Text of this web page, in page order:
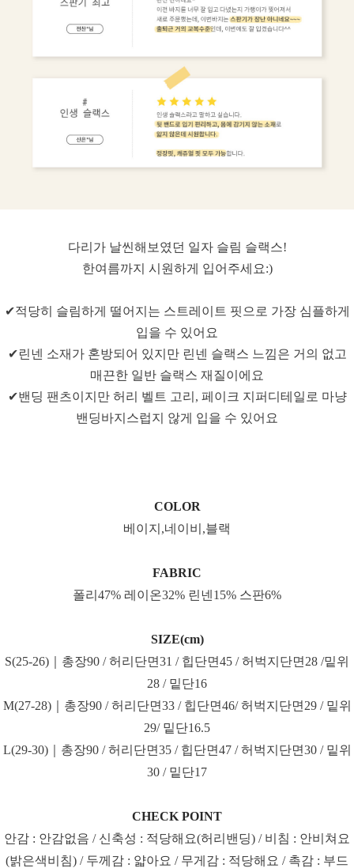
다리가 날씬해보였던 일자 슬림 슬랙스!
한여름까지 시원하게 입어주세요:)
✔적당히 슬림하게 떨어지는 스트레이트 핏으로 가장 심플하게
입을 수 있어요
✔린넨 소재가 혼방되어 있지만 린넨 슬랙스 느낌은 거의 없고
매끈한 일반 슬랙스 재질이에요
✔밴딩 팬츠이지만 허리 벨트 고리, 페이크 지퍼디테일로 마냥
밴딩바지스럽지 않게 입을 수 있어요
COLOR
베이지,네이비,블랙
FABRIC
폴리47% 레이온32% 린넨15% 스판6%
SIZE(cm)
S(25-26)｜총장90 / 허리단면31 / 힙단면45 / 허벅지단면28 /밑위
28 / 밑단16
M(27-28)｜총장90 / 허리단면33 / 힙단면46/ 허벅지단면29 / 밑위
29/ 밑단16.5
L(29-30)｜총장90 / 허리단면35 / 힙단면47 / 허벅지단면30 / 밑위
30 / 밑단17
CHECK POINT
안감 : 안감없음 / 신축성 : 적당해요(허리밴딩) / 비침 : 안비쳐요
(밝은색비침) / 두께감 : 얇아요 / 무게감 : 적당해요 / 촉감 : 부드